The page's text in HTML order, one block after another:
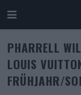
PHARRELL
LOUIS
FRÜHJAHR/